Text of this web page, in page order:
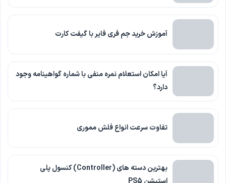
آموزش خرید جم فری فایر با گیفت کارت
آیا امکان استعلام نمره منفی با شماره گواهینامه وجود
دارد؟
تفاوت سرعت انواع فلش مموری
بهترین دسته های (Controller) کنسول پلی